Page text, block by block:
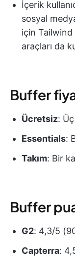
İçerik
sosyal
için
araçları da
Buffer
Ücretsiz:
Essentials:
Takım: Bir
Buffer
G2: 4,3/5
Capterra: